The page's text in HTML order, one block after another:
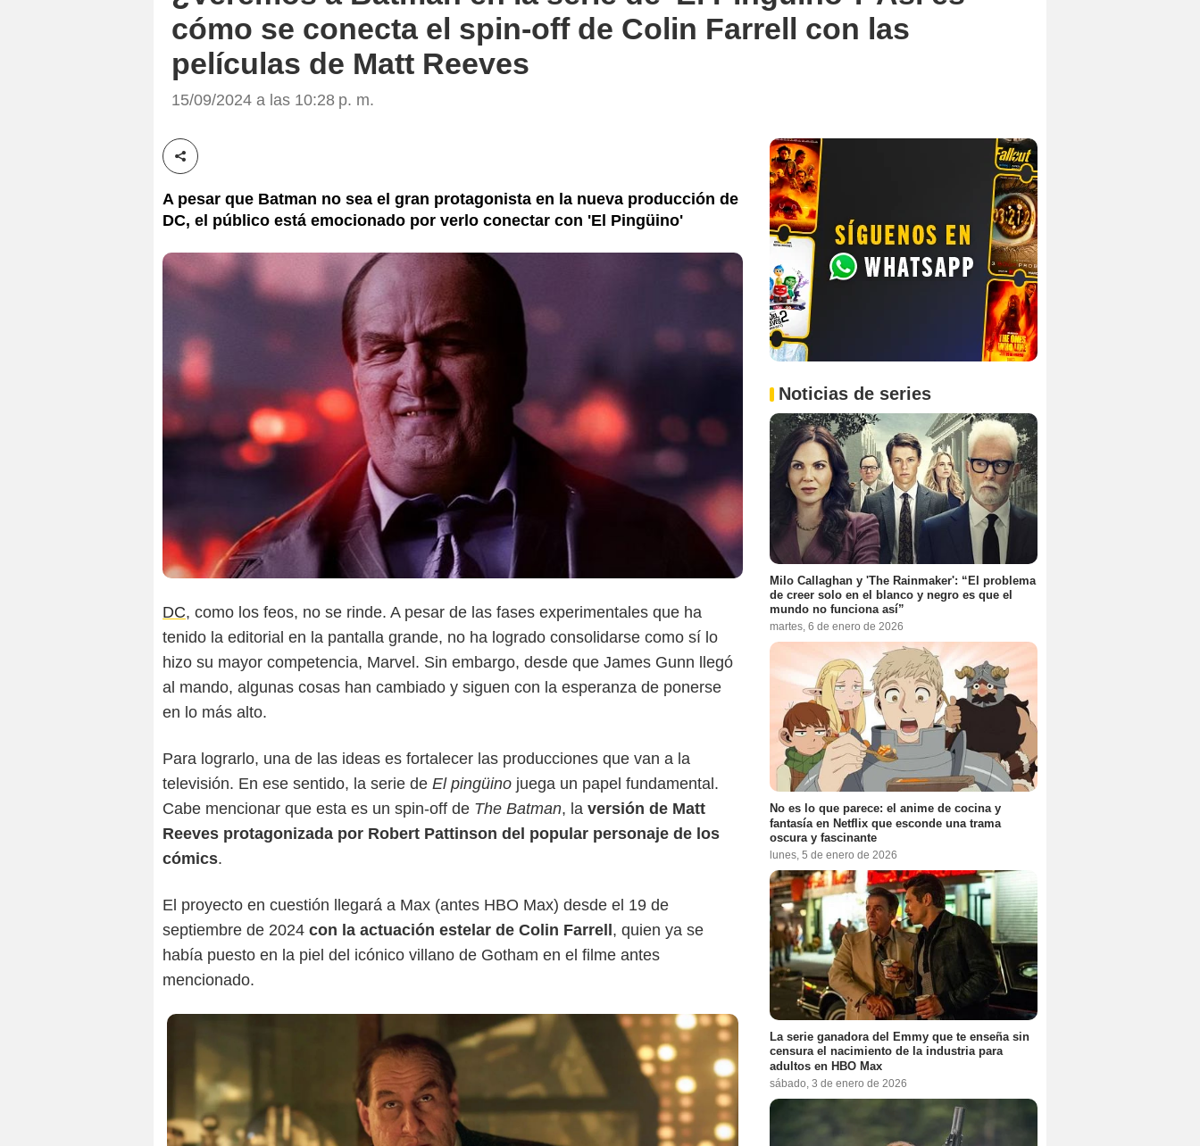
cómo se conecta el spin-off de Colin Farrell con las
películas de Matt Reeves
15/09/2024 a las 10:28 p. m.
Compartir esta noticia
A pesar que Batman no sea el gran protagonista en la nueva producción de
DC, el público está emocionado por verlo conectar con 'El Pingüino'
DC, como los feos, no se rinde. A pesar de las fases experimentales que ha
tenido la editorial en la pantalla grande, no ha logrado consolidarse como sí lo
hizo su mayor competencia, Marvel. Sin embargo, desde que James Gunn llegó
al mando, algunas cosas han cambiado y siguen con la esperanza de ponerse
en lo más alto.
Para lograrlo, una de las ideas es fortalecer las producciones que van a la
televisión. En ese sentido, la serie de El pingüino juega un papel fundamental.
Cabe mencionar que esta es un spin-off de The Batman, la versión de Matt
Reeves protagonizada por Robert Pattinson del popular personaje de los
cómics.
El proyecto en cuestión llegará a Max (antes HBO Max) desde el 19 de
septiembre de 2024 con la actuación estelar de Colin Farrell , quien ya se
había puesto en la piel del icónico villano de Gotham en el filme antes
mencionado.
Noticias de series
Milo Callaghan y 'The Rainmaker': “El problema
de creer solo en el blanco y negro es que el
mundo no funciona así”
martes, 6 de enero de 2026
No es lo que parece: el anime de cocina y
fantasía en Netflix que esconde una trama
oscura y fascinante
lunes, 5 de enero de 2026
La serie ganadora del Emmy que te enseña sin
censura el nacimiento de la industria para
adultos en HBO Max
sábado, 3 de enero de 2026